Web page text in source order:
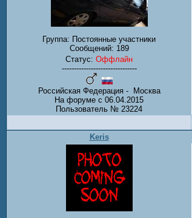
Группа: Постоянные участники
Сообщений: 189
Статус: Оффлайн
-------------------------------
Российская Федерация - Москва
На форуме с 06.04.2015
Пользователь № 23224
Keris